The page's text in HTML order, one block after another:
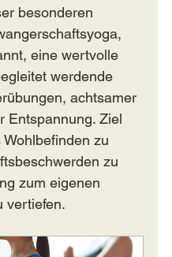
besonderen
eine wertvolle
werdende
achtsamer
Entspannung. Ziel
zu
zu
zum eigenen
vertiefen.